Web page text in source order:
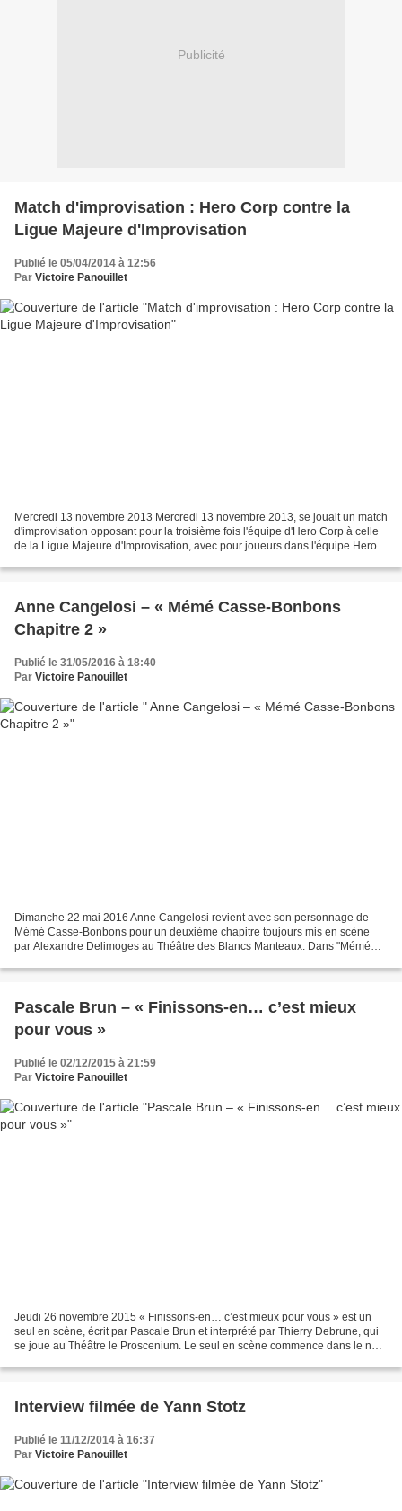
Publicité
Match d'improvisation : Hero Corp contre la
Ligue Majeure d'Improvisation
Publié le 05/04/2014 à 12:56
Par Victoire Panouillet
Mercredi 13 novembre 2013 Mercredi 13 novembre 2013, se jouait un match
d'improvisation opposant pour la troisième fois l'équipe d'Hero Corp à celle
de la Ligue Majeure d'Improvisation, avec pour joueurs dans l'équipe Hero
Anne Cangelosi – « Mémé Casse-Bonbons
Chapitre 2 »
Publié le 31/05/2016 à 18:40
Par Victoire Panouillet
Dimanche 22 mai 2016 Anne Cangelosi revient avec son personnage de
Mémé Casse-Bonbons pour un deuxième chapitre toujours mis en scène
par Alexandre Delimoges au Théâtre des Blancs Manteaux. Dans "Mémé
Pascale Brun – « Finissons-en… c’est mieux
pour vous »
Publié le 02/12/2015 à 21:59
Par Victoire Panouillet
Jeudi 26 novembre 2015 « Finissons-en… c’est mieux pour vous » est un
seul en scène, écrit par Pascale Brun et interprété par Thierry Debrune, qui
se joue au Théâtre le Proscenium. Le seul en scène commence dans le noir.
Interview filmée de Yann Stotz
Publié le 11/12/2014 à 16:37
Par Victoire Panouillet